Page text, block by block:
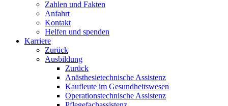
Zahlen und Fakten
Anfahrt
Kontakt
Helfen und spenden
Karriere
Zurück
Ausbildung
Zurück
Anästhesietechnische Assistenz
Kaufleute im Gesundheitswesen
Operationstechnische Assistenz